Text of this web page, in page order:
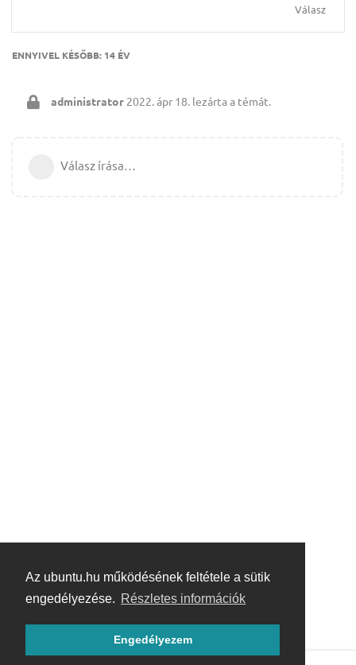
Az ubuntu.hu működésének feltétele a sütik
engedélyezése. Részletes információk
Engedélyezem
Válasz
ENNYIVEL KÉSŐBB: 14 ÉV
administrator 2022. ápr 18. lezárta a témát.
Válasz írása…